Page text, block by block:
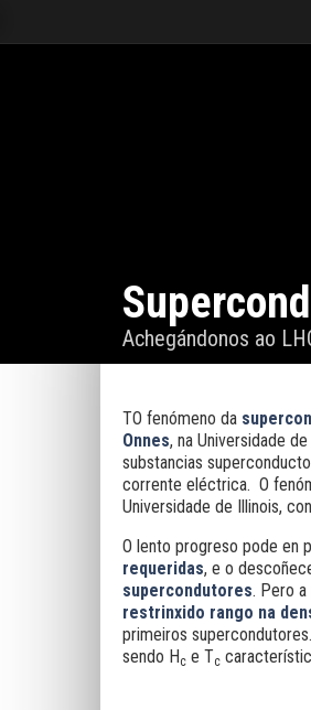
Achegándonos ao
TO fenómeno da
Onnes, na Universidade
substancias
corrente eléctrica. O
Universidade de Illinois,
O lento progreso pode en
requeridas, e o
supercondutores. Pero a
restrinxido rango na
primeiros
sendo Hce Tc